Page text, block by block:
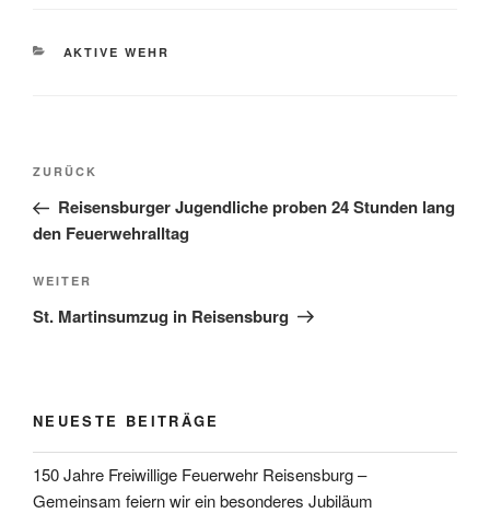
KATEGORIEN
AKTIVE WEHR
Beitragsnavigation
Vorheriger
Beitrag
ZURÜCK
Reisensburger Jugendliche proben 24 Stunden lang
den Feuerwehralltag
Nächster
Beitrag
WEITER
St. Martinsumzug in Reisensburg
NEUESTE BEITRÄGE
150 Jahre Freiwillige Feuerwehr Reisensburg –
Gemeinsam feiern wir ein besonderes Jubiläum